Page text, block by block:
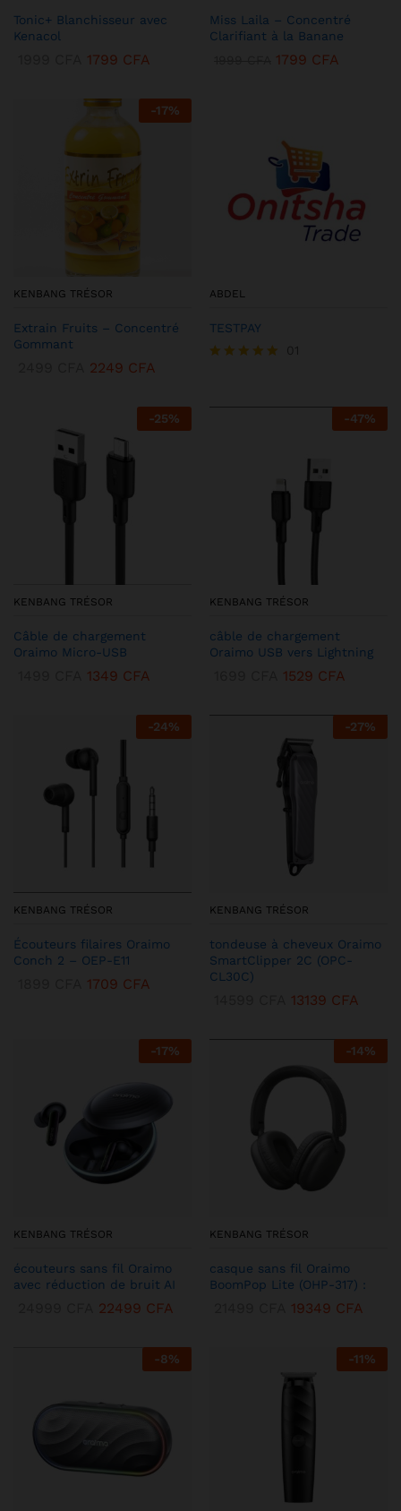
Tonic+ Blanchisseur avec
Kenacol
1799 CFA
Miss Laila – Concentré
Clarifiant à la Banane
1799 CFA
-17%
KENBANG TRÉSOR
Extrain Fruits – Concentré
Gommant
2249 CFA
ABDEL
TESTPAY
-25%
KENBANG TRÉSOR
Câble de chargement
Oraimo Micro-USB
1349 CFA
-47%
KENBANG TRÉSOR
câble de chargement
Oraimo USB vers Lightning
1529 CFA
-24%
KENBANG TRÉSOR
Écouteurs filaires Oraimo
Conch 2 – OEP-E11
1709 CFA
-27%
KENBANG TRÉSOR
tondeuse à cheveux Oraimo
SmartClipper 2C (OPC-
CL30C)
13139 CFA
-17%
KENBANG TRÉSOR
écouteurs sans fil Oraimo
avec réduction de bruit AI
22499 CFA
-14%
KENBANG TRÉSOR
casque sans fil Oraimo
BoomPop Lite (OHP-317) :
19349 CFA
-8% -11%